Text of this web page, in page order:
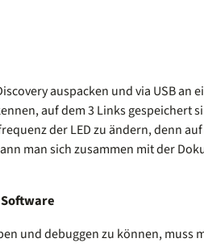
auspacken und via USB an
auf dem 3 Links gespeichert
der LED zu ändern, denn
man sich zusammen mit der
und debuggen zu können,